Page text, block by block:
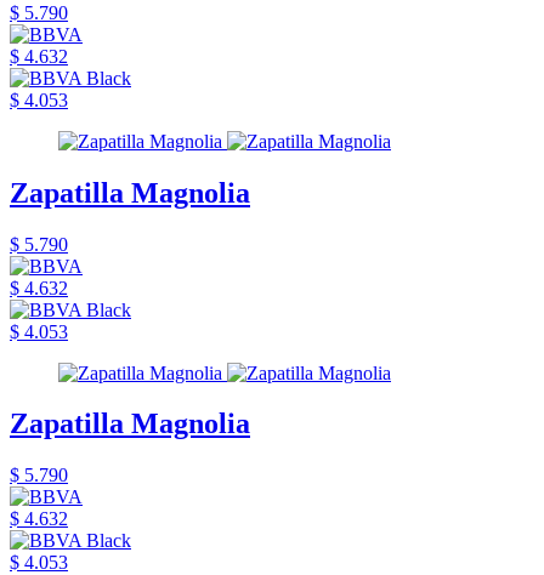
$ 5.790
$ 4.632
$ 4.053
Zapatilla Magnolia
$ 5.790
$ 4.632
$ 4.053
Zapatilla Magnolia
$ 5.790
$ 4.632
$ 4.053